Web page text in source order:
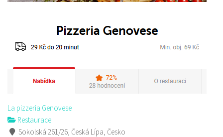
La pizzeria Genovese
Restaurace
Sokolská 261/26, Česká Lípa, Česko